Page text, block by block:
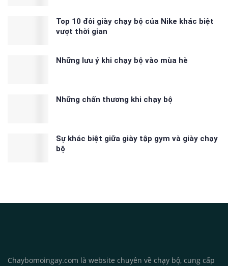
Top 10 đôi giày chạy bộ của Nike khác biệt
vượt thời gian
Những lưu ý khi chạy bộ vào mùa hè
Những chấn thương khi chạy bộ
Sự khác biệt giữa giày tập gym và giày chạy
bộ
Chaybomoingay.com là website chuyên về chạy bộ, cung cấp